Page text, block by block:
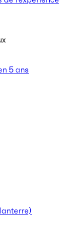
5 ans